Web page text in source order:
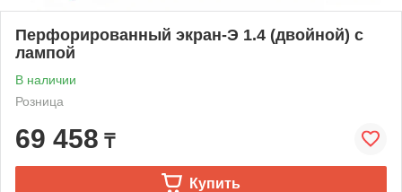
Перфорированный экран-Э 1.4 (двойной) с
лампой
В наличии
Розница
69 458 ₸
Купить